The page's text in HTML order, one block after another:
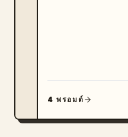
4 พรอมต์